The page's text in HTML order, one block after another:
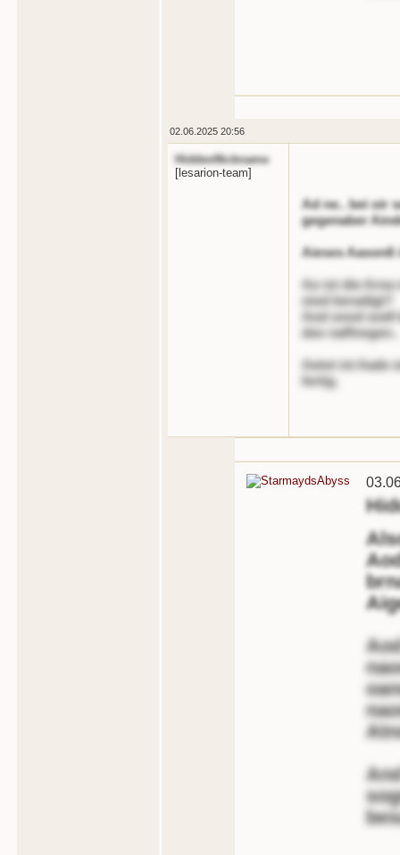
02.06.2025 20:56
HiddenNickname
[lesarion-team]
Ad ne.. bei oir
gegenaber
Aieses Aasonß
Ao ist die
oiod beradigt?
Aod onod
deo naffnngen..
Aetot ist Aade
fertig.